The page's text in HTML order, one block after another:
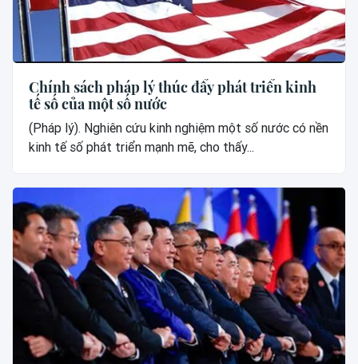
Chính sách pháp lý thúc đẩy phát triển kinh
tế số của một số nước
(Pháp lý). Nghiên cứu kinh nghiệm một số nước có nền
kinh tế số phát triển mạnh mẽ, cho thấy...